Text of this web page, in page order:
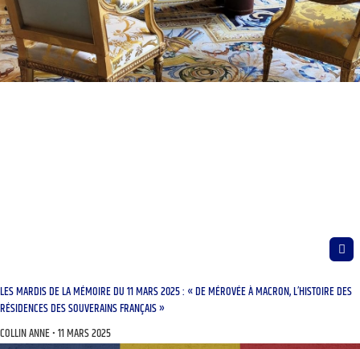
LES MARDIS DE LA MÉMOIRE DU 11 MARS 2025 : « DE MÉROVÉE À MACRON, L’HISTOIRE DES
RÉSIDENCES DES SOUVERAINS FRANÇAIS »
COLLIN ANNE 11 MARS 2025